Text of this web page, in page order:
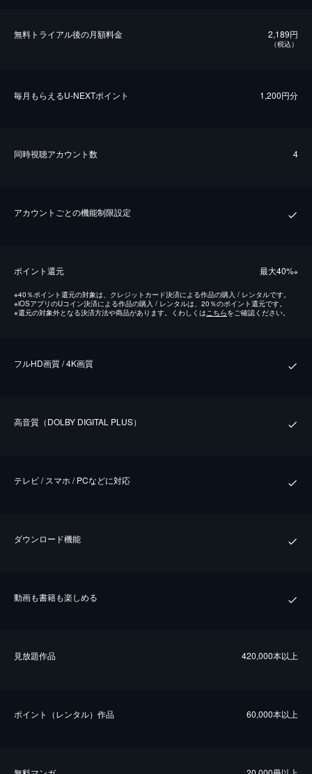
無料トライアル後の⽉額料金 2,189円
（税込）
毎⽉もらえるU-NEXTポイント 1,200円分
同時視聴アカウント数 4
アカウントごとの機能制限設定
ポイント還元 最⼤40%※
※40％ポイント還元の対象は、クレジットカード決済による作品の購入 / レンタルです。
※iOSアプリのUコイン決済による作品の購入 / レンタルは、20％のポイント還元です。
※還元の対象外となる決済方法や商品があります。くわしくは こちらをご確認ください。
フルHD画質 / 4K画質
⾼⾳質（DOLBY DIGITAL PLUS）
テレビ / スマホ / PCなどに対応
ダウンロード機能
動画も書籍も楽しめる
⾒放題作品 420,000本以上
ポイント（レンタル）作品 60,000本以上